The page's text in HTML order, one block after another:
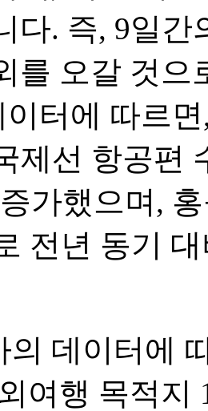
다. 즉, 9일간
를 오갈 것으
터에 따르
제선 항공편
가했으며,
전년 동기
의 데이터에
여행 목적지